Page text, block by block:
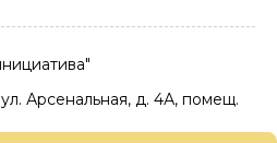
Арсенальная, д. 4А, помещ.